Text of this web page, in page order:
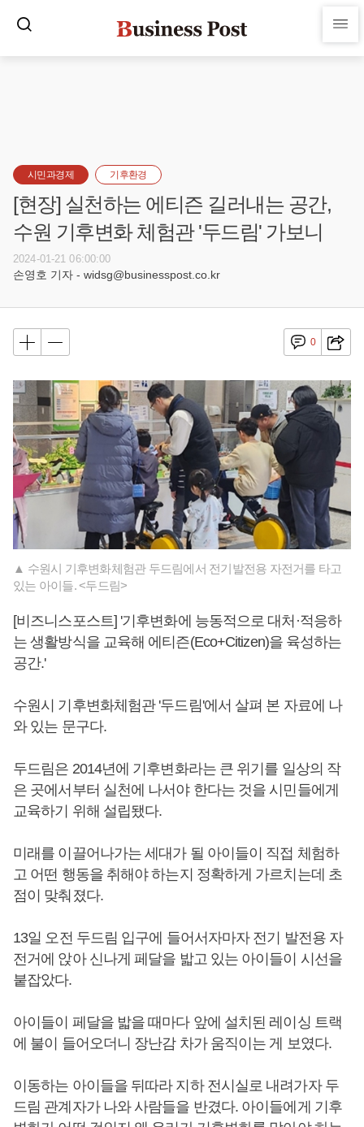
시민과경제 기후환경
[현장] 실천하는 에티즌 길러내는 공간,
수원 기후변화 체험관 '두드림' 가보니
2024-01-21 06:00:00
손영호 기자 - widsg@businesspost.co.kr
0
▲ 수원시 기후변화체험관 두드림에서 전기발전용 자전거를 타고
있는 아이들. <두드림>
[비즈니스포스트] '기후변화에 능동적으로 대처·적응하
는 생활방식을 교육해 에티즌(Eco+Citizen)을 육성하는
공간.'
수원시 기후변화체험관 '두드림'에서 살펴 본 자료에 나
와 있는 문구다.
두드림은 2014년에 기후변화라는 큰 위기를 일상의 작
은 곳에서부터 실천에 나서야 한다는 것을 시민들에게
교육하기 위해 설립됐다.
미래를 이끌어나가는 세대가 될 아이들이 직접 체험하
고 어떤 행동을 취해야 하는지 정확하게 가르치는데 초
점이 맞춰졌다.
13일 오전 두드림 입구에 들어서자마자 전기 발전용 자
전거에 앉아 신나게 페달을 밟고 있는 아이들이 시선을
붙잡았다.
아이들이 페달을 밟을 때마다 앞에 설치된 레이싱 트랙
에 불이 들어오더니 장난감 차가 움직이는 게 보였다.
이동하는 아이들을 뒤따라 지하 전시실로 내려가자 두
드림 관계자가 나와 사람들을 반겼다. 아이들에게 기후